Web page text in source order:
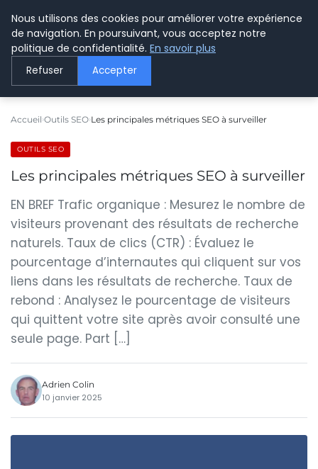
LE WEBMARKETING
Accueil Outils SEO Les principales métriques SEO à surveiller
OUTILS SEO
Les principales métriques SEO à surveiller
EN BREF Trafic organique : Mesurez le nombre de
visiteurs provenant des résultats de recherche
naturels. Taux de clics (CTR) : Évaluez le
pourcentage d’internautes qui cliquent sur vos
liens dans les résultats de recherche. Taux de
rebond : Analysez le pourcentage de visiteurs
qui quittent votre site après avoir consulté une
seule page. Part […]
Adrien Colin
10 janvier 2025
Nous utilisons des cookies pour améliorer votre expérience
de navigation. En poursuivant, vous acceptez notre
politique de confidentialité. En savoir plus
Refuser Accepter